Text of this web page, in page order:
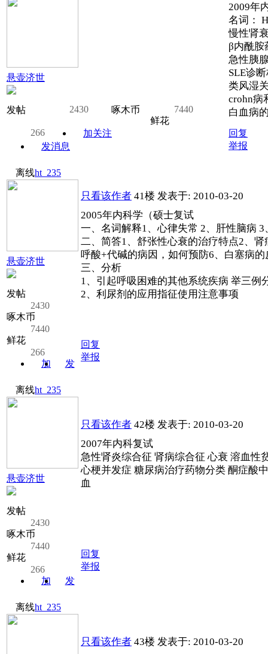
悬壶济世
发帖 2430 啄木币
7440
鲜花
266
加关注
发消息
2009年
名词：
慢性肾
β内酰胺
急性胰
SLE诊
类风湿
crohn病
白血病
回复
举报
离线ht_235
悬壶济世
发帖
2430
啄木币
7440
鲜花
266
加
发
只看该作者 41楼 发表于: 2010-03-20
2005年内科学（硕士复试
一、名词解释1、心律失常 2、肝性脑病 3
二、简答1、舒张性心衰的治疗特点2、
呼酸+代碱的病因，如何预防6、白塞病
三、分析
1、引起呼吸困难的其他系统疾病 举三例
2、利尿剂的应用指征使用注意事项
回复
举报
离线ht_235
悬壶济世
发帖
2430
啄木币
7440
鲜花
266
加
发
只看该作者 42楼 发表于: 2010-03-20
2007年内科复试
急性肾炎综合征 肾病综合征 心衰 溶血性
心梗并发症 糖尿病治疗药物分类 酮症酸
血
回复
举报
离线ht_235
只看该作者 43楼 发表于: 2010-03-20